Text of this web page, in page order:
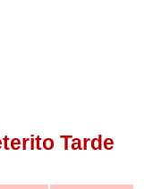
Tarde